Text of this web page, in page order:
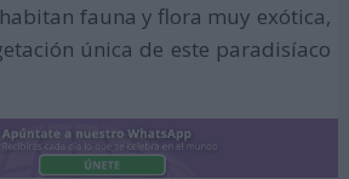
fauna y flora muy exótica,
única de este paradisíaco